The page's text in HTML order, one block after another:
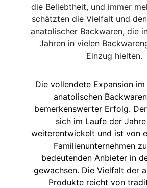
die Beliebtheit, und immer
schätzten die Vielfalt und
anatolischer Backwaren, die
Jahren in vielen
Einzug hielten.
Die vollendete Expansion
anatolischen
bemerkenswerter Erfolg.
sich im Laufe der
weiterentwickelt und ist von
Familienunternehmen
bedeutenden Anbieter in
gewachsen. Die Vielfalt der
Produkte reicht von